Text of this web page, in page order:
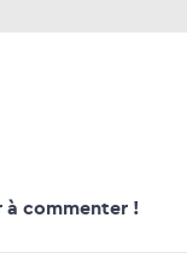
à commenter !